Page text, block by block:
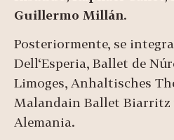
Guillermo Millán.
Posteriormente, se
Dell‘Esperia, Ballet de
Limoges, Anhaltisches
Malandain Ballet Biarritz
Alemania.